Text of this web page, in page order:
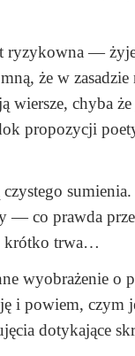
— żyje
że w
wiersze, chyba
propozycji
— co prawda
krótko trwa…
wyobrażenie
czym
dotykające